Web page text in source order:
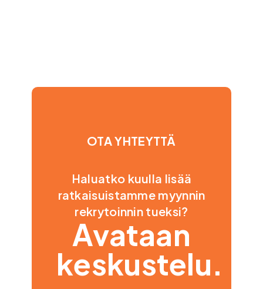
OTA YHTEYTTÄ
Haluatko kuulla lisää
ratkaisuistamme myynnin
rekrytoinnin tueksi?
Avataan
keskustelu.